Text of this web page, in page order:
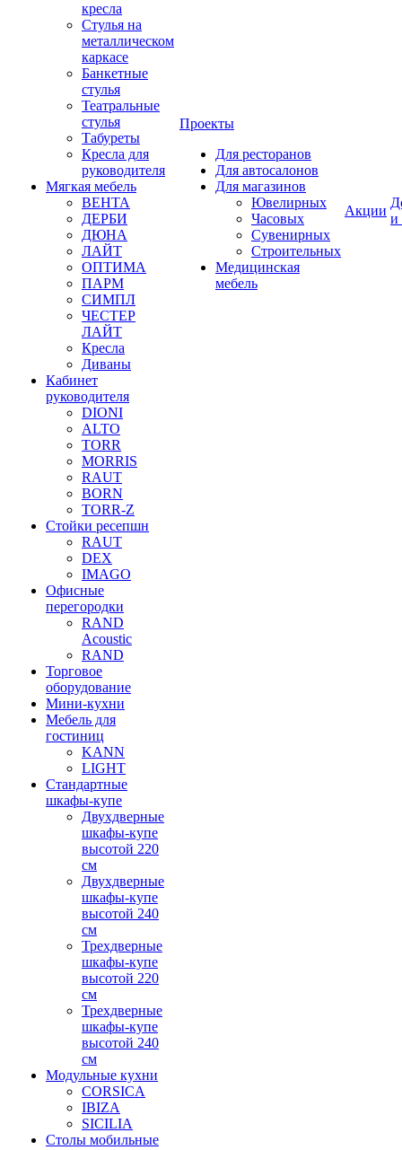
кресла
Стулья на
металлическом
каркасе
Банкетные
стулья
Театральные
стулья
Табуреты
Кресла для
руководителя
Мягкая мебель
ВЕНТА
ДЕРБИ
ДЮНА
ЛАЙТ
ОПТИМА
ПАРМ
СИМПЛ
ЧЕСТЕР
ЛАЙТ
Кресла
Диваны
Кабинет
руководителя
DIONI
ALTO
TORR
MORRIS
RAUT
BORN
TORR-Z
Стойки ресепшн
RAUT
DEX
IMAGO
Офисные
перегородки
RAND
Acoustic
RAND
Торговое
оборудование
Мини-кухни
Мебель для
гостиниц
KANN
LIGHT
Стандартные
шкафы-купе
Двухдверные
шкафы-купе
высотой 220
см
Двухдверные
шкафы-купе
высотой 240
см
Трехдверные
шкафы-купе
высотой 220
см
Трехдверные
шкафы-купе
высотой 240
см
Модульные кухни
CORSICA
IBIZA
SICILIA
Столы мобильные
Проекты
Для ресторанов
Для автосалонов
Для магазинов
Ювелирных
Часовых
Сувенирных
Строительных
Медицинская
мебель
Акции
и